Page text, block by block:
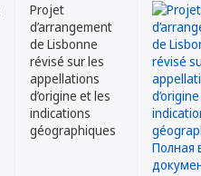
Projet
d’arrangement
de Lisbonne
révisé sur les
appellations
d’origine et les
indications
géographiques